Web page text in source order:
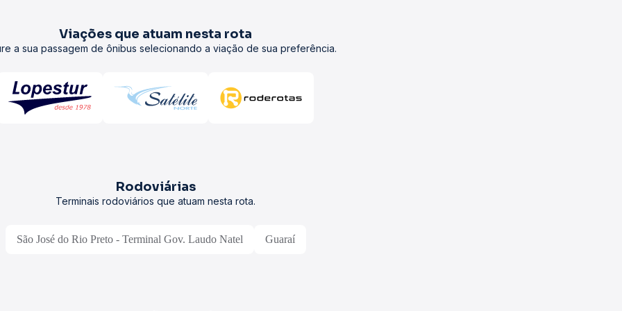
Viações que atuam nesta rota
a sua passagem de ônibus selecionando a viação de sua preferência.
Rodoviárias
Terminais rodoviários que atuam nesta rota.
São José do Rio Preto - Terminal Gov. Laudo Natel Guaraí